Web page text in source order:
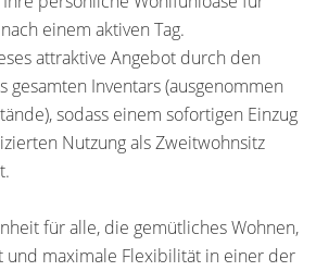
einem aktiven Tag.
attraktive Angebot durch den
gesamten Inventars (ausgenommen
sodass einem sofortigen Einzug
Nutzung als Zweitwohnsitz
für alle, die gemütliches Wohnen,
und maximale Flexibilität in einer der